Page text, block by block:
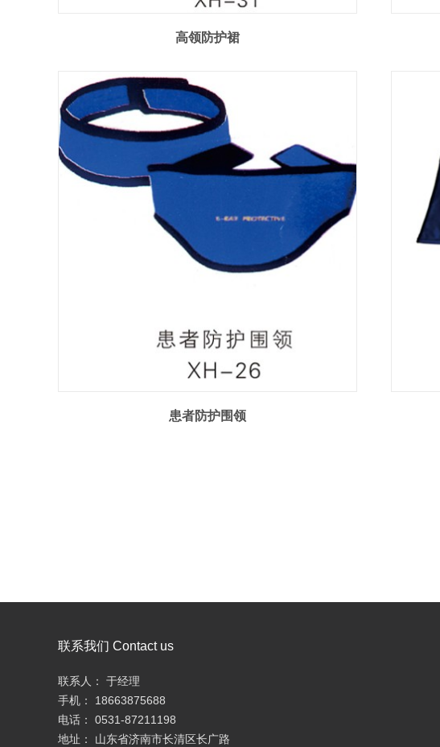
高领防护裙
患者防护围领
联系我们 Contact us
联系人： 于经理
手机： 18663875688
电话： 0531-87211198
地址： 山东省济南市长清区长广路